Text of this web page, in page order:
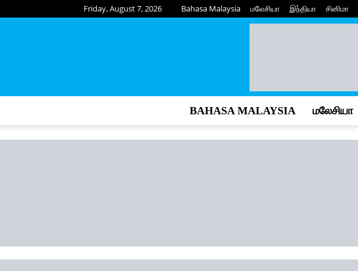
Friday, August 7, 2026 Bahasa Malaysia மலேசியா இந்தியா சினிமா
BAHASA MALAYSIA மலேசியா